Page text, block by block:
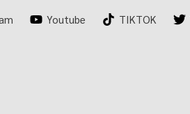
Youtube TIKTOK